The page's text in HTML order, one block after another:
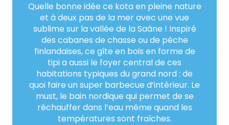
Quelle bonne idée ce kota en pleine nature
et à deux pas de la mer avec une vue
sublime sur la vallée de la Saâne ! Inspiré
des cabanes de chasse ou de pêche
finlandaises, ce gîte en bois en forme de
tipi a aussi le foyer central de ces
habitations typiques du grand nord : de
quoi faire un super barbecue d’intérieur. Le
must, le bain nordique qui permet de se
réchauffer dans l’eau même quand les
températures sont fraîches.